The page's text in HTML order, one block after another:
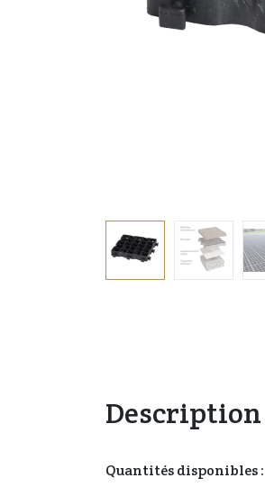
Description
Quantités disponibles :